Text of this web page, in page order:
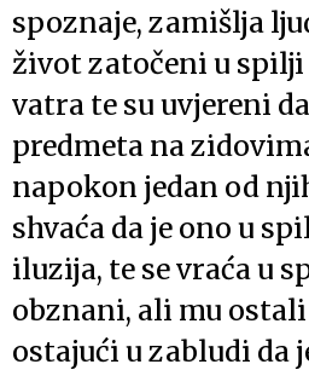
spoznaje, zamišlja
život zatočeni u
vatra te su uvjereni
predmeta na
napokon jedan od
shvaća da je ono u
iluzija, te se vraća u
obznani, ali mu ostali
ostajući u zabludi da